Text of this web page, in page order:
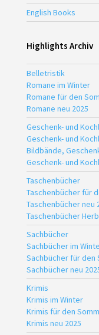
English Books
Highlights Archiv
Belletristik
Romane im Winter
Romane für den
Romane neu 2025
Geschenk- und
Geschenk- und
Bildbände,
Geschenk- und
Taschenbücher
Taschenbücher für
Taschenbücher neu
Taschenbücher
Sachbücher
Sachbücher im
Sachbücher für den
Sachbücher neu
Krimis
Krimis im Winter
Krimis für den
Krimis neu 2025